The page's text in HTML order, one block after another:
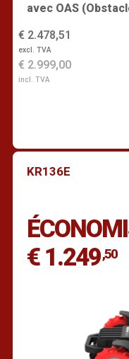
avec OAS
€ 2.478,51
excl. TVA
€ 2.999,00
incl. TVA
KR136E
€ 1.249,50